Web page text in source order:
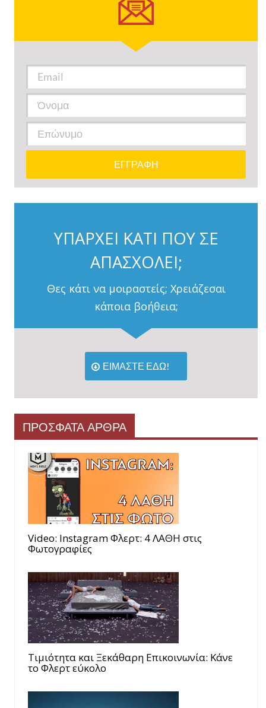
ΥΠΑΡΧΕΙ ΚΑΤΙ ΠΟΥ ΣΕ
ΑΠΑΣΧΟΛΕΙ;
Θες κάτι να μοιραστείς; Χρειάζεσαι
κάποια βοήθεια;
ΕΙΜΑΣΤΕ ΕΔΩ!
ΠΡΟΣΦΑΤΑ ΑΡΘΡΑ
Video: Instagram Φλερτ: 4 ΛΑΘΗ στις
Φωτογραφίες
Τιμιότητα και Ξεκάθαρη Επικοινωνία: Κάνε
το Φλερτ εύκολο